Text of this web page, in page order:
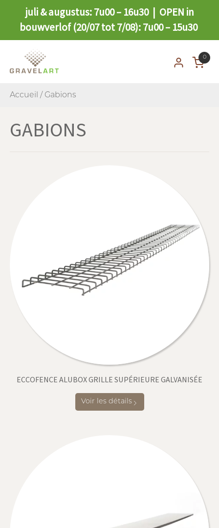
juli & augustus: 7u00 – 16u30 | OPEN in
bouwverlof (20/07 tot 7/08): 7u00 – 15u30
0
Accueil / Gabions
GABIONS
ECCOFENCE ALUBOX GRILLE SUPÉRIEURE GALVANISÉE
Voir les détails